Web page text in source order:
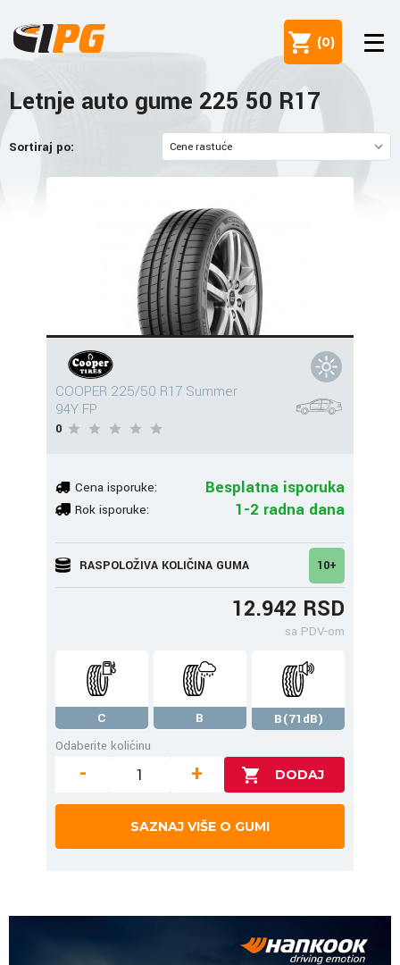
(0)
Letnje auto gume 225 50 R17
Sortiraj po:
COOPER 225/50 R17 Summer
94Y FP
0
Cena isporuke: Besplatna isporuka
Rok isporuke: 1-2 radna dana
RASPOLOŽIVA KOLIČINA GUMA 10+
12.942 RSD
sa PDV-om
C B
B(71dB)
Odaberite količinu
- +
SAZNAJ VIŠE O GUMI